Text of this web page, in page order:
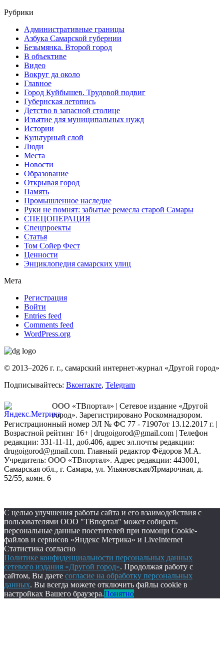
Рубрики
Административные границы
Азбука Самарской губернии
Безымянка. Второй город
В объективе
Видео
Вокруг да около
Главное
Город Куйбышев. Трудовой подвиг
Губернская летопись
Детство в запасной столице
Изъятие для муниципальных нужд
Истории
Культурный слой
Люди
Места
Новости
Образование
Открывая город
Память
Промышленное наследие
Руки не помнят: забытые ремесла старой Самары
СПЕЦОПЕРАЦИЯ
Спецпроекты
Статья
Том Сойер Фест
Ценности
Энциклопедия самарских улиц
Мета
Регистрация
Войти
Entries feed
Comments feed
WordPress.org
© 2013–2026 г. г., самарский интернет-журнал «Другой город»
Подписывайтесь: Вконтакте, Telegram
ООО «ТВпортал» | Сетевое издание «Другой
город». Зарегистрировано Роскомнадзором.
Регистрационный номер ЭЛ № ФС 77 - 71907от 13.12.2017 г. |
Возрастной рейтинг 16+ | drugoigorod@gmail.com | Телефон
редакции: 331-11-11, доб.406, адрес эл.почты редакции:
drugoigorod@gmail.com. Главный редактор Фёдоров М.А.
Учредитель: ООО «ТВпортал». Адрес редакции: 443001,
Самарская обл., г. Самара, ул. Ульяновская/Ярмарочная, д.
52/55, комн. 6
С целью улучшения работы сайта и его взаимодействия с
пользователями ООО "ТВпортал" может собирать
персональные данные посетителей при помощи Cookie-
файлов и сервисов «Яндекс Метрика» и LiveInternet
Статистика согласно
Политике конфиденциальности персональных данных
сетевого издания «Другой город». Продолжая работу с
сайтом, Вы даете согласие на обработку персональных
данных. Вы всегда можете отключить файлы cookie в
настройках Вашего браузера.Понятно